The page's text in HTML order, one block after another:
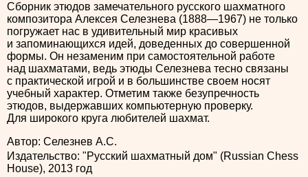
Сборник этюдов замечательного русского шахматного
композитора Алексея Селезнева (1888—1967) не только
погружает нас в удивительный мир красивых
и запоминающихся идей, доведенных до совершенной
формы. Он незаменим при самостоятельной работе
над шахматами, ведь этюды Селезнева тесно связаны
с практической игрой и в большинстве своем носят
учебный характер. Отметим также безупречность
этюдов, выдержавших компьютерную проверку.
Для широкого круга любителей шахмат.
Автор: Селезнев А.С.
Издательство: "Русский шахматный дом" (Russian Chess
House), 2013 год